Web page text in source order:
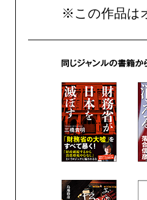
※この作品は